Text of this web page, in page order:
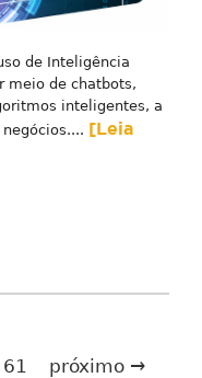
de Inteligência
meio de chatbots,
inteligentes, a
[Leia
61 próximo →